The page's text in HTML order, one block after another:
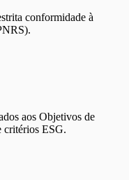
conformidade à
aos Objetivos de
critérios ESG.